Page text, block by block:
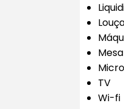
TV
Wi-fi